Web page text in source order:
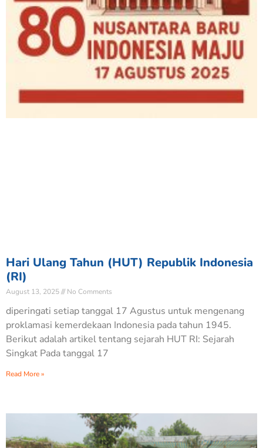
Hari Ulang Tahun (HUT) Republik Indonesia
(RI)
August 13, 2025 No Comments
diperingati setiap tanggal 17 Agustus untuk mengenang
proklamasi kemerdekaan Indonesia pada tahun 1945.
Berikut adalah artikel tentang sejarah HUT RI: Sejarah
Singkat Pada tanggal 17
Read More »